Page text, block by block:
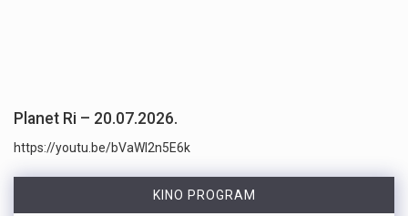
Planet Ri – 20.07.2026.
https://youtu.be/bVaWI2n5E6k
KINO PROGRAM